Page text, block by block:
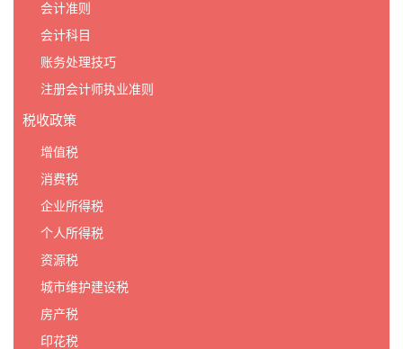
会计准则
会计科目
账务处理技巧
注册会计师执业准则
税收政策
增值税
消费税
企业所得税
个人所得税
资源税
城市维护建设税
房产税
印花税